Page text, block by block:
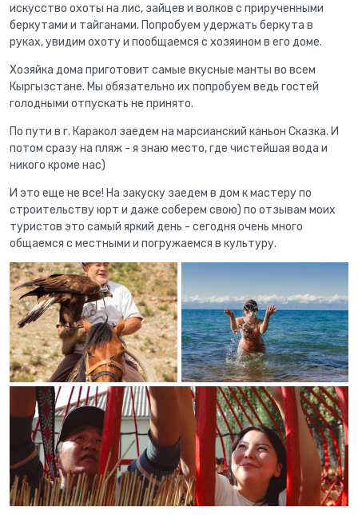
искусство охоты на лис, зайцев и волков с прирученными
беркутами и тайганами. Попробуем удержать беркута в
руках, увидим охоту и пообщаемся с хозяином в его доме.
Хозяйка дома приготовит самые вкусные манты во всем
Кыргызстане. Мы обязательно их попробуем ведь гостей
голодными отпускать не принято.
По пути в г. Каракол заедем на марсианский каньон Сказка. И
потом сразу на пляж - я знаю место, где чистейшая вода и
никого кроме нас)
И это еще не все! На закуску заедем в дом к мастеру по
строительству юрт и даже соберем свою) по отзывам моих
туристов это самый яркий день - сегодня очень много
общаемся с местными и погружаемся в культуру.